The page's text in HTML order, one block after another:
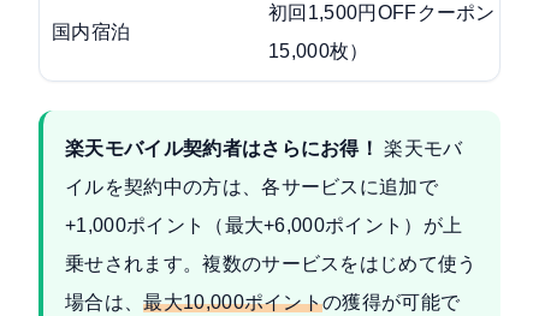
国内宿泊
初回1,500円OFFクーポン（先
15,000枚）
楽天モバイル契約者はさらにお得！ 楽天モバ
イルを契約中の方は、各サービスに追加で
+1,000ポイント（最大+6,000ポイント）が上
乗せされます。複数のサービスをはじめて使う
場合は、最大10,000ポイントの獲得が可能で